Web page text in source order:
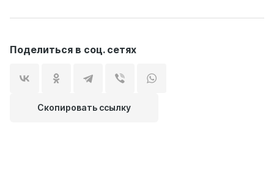
Поделиться в соц. сетях
Скопировать ссылку